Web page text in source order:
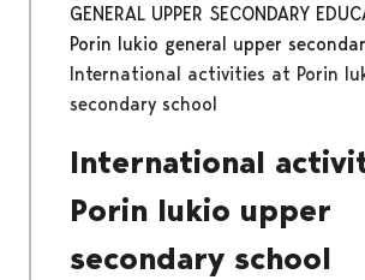
GENERAL UPPER SECONDARY
Porin lukio general upper
International activities at Porin
secondary school
International
Porin lukio upper
secondary school